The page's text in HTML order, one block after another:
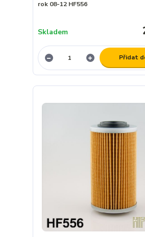
rok 08-12 HF556
Skladem
Přidat